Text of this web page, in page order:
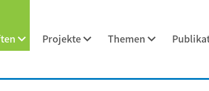
Projekte Themen